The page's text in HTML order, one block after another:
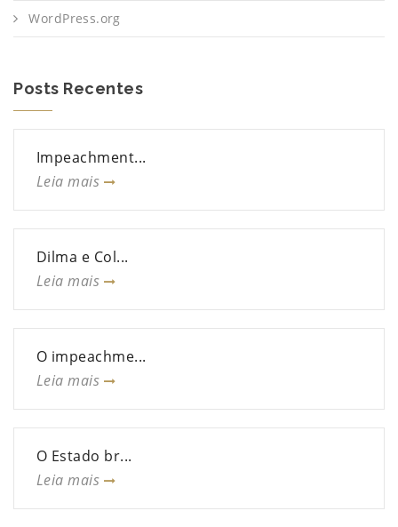
WordPress.org
Posts Recentes
Impeachment...
Leia mais
Dilma e Col...
Leia mais
O impeachme...
Leia mais
O Estado br...
Leia mais